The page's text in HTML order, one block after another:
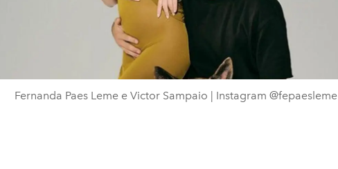
Fernanda Paes Leme e Victor Sampaio | Instagram @fepaesleme